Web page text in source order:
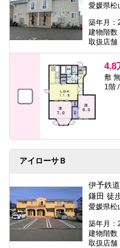
愛媛県松
築年月：
建物階数
取扱店舗
4.8
敷
1階
アイローサＢ
伊予鉄
鎌田 徒
愛媛県松
築年月：
建物階数
取扱店舗